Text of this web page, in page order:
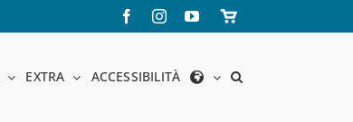
FacebookInstagramYouTube
Store
online
EXTRA ACCESSIBILITÀ